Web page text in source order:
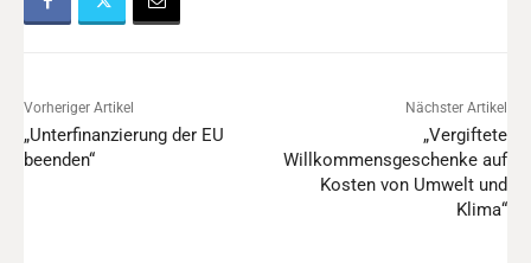
Vorheriger Artikel
„Unterfinanzierung der EU
beenden“
Nächster Artikel
„Vergiftete
Willkommensgeschenke auf
Kosten von Umwelt und
Klima“